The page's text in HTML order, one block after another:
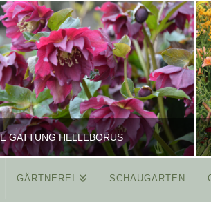
GATTUNG HELLEBORUS
GÄRTNEREI SCHAUGARTEN